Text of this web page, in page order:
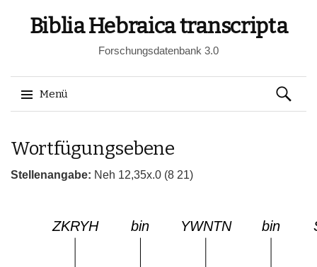
Biblia Hebraica transcripta
Forschungsdatenbank 3.0
Menü
zum
Suchen
nach:
Wortfügungsebene
Stellenangabe: Neh 12,35x.0 (8 21)